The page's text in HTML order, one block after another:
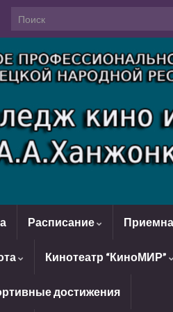
Search for:
Расписание
Кинотеатр “КиноМИР”
достижения